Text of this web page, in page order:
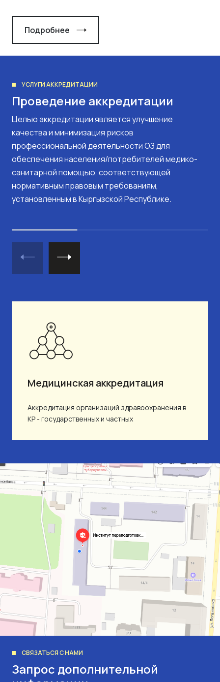
Подробнее
УСЛУГИ АККРЕДИТАЦИИ
Проведение аккредитации
Целью аккредитации является улучшение
качества и минимизация рисков
профессиональной деятельности ОЗ для
обеспечения населения/потребителей медико-
санитарной помощью, соответствующей
нормативным правовым требованиям,
установленным в Кыргызской Республике.
Медицинская аккредитация
Аккредитация организаций здравоохранения в
КР - государственных и частных
СВЯЗАТЬСЯ С НАМИ
Запрос дополнительной